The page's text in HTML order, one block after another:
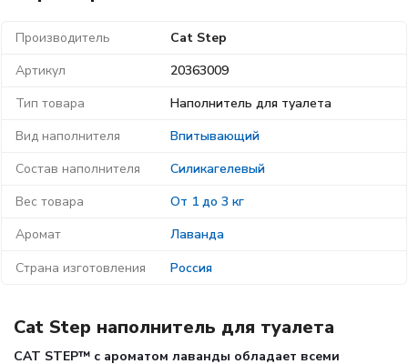
Производитель
Cat Step
Артикул
20363009
Тип товара
Наполнитель для туалета
Вид наполнителя
Впитывающий
Состав наполнителя
Силикагелевый
Вес товара
От 1 до 3 кг
Аромат
Лаванда
Страна изготовления
Россия
Cat Step наполнитель для туалета
CAT STEP™ с ароматом лаванды обладает всеми